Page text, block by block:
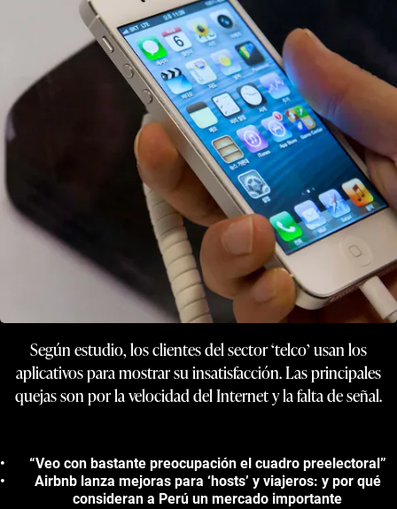
Según estudio, los clientes del sector ‘telco’ usan los
aplicativos para mostrar su insatisfacción. Las principales
quejas son por la velocidad del Internet y la falta de señal.
“Veo con bastante preocupación el cuadro preelectoral”
Airbnb lanza mejoras para ‘hosts’ y viajeros: y por qué
consideran a Perú un mercado importante